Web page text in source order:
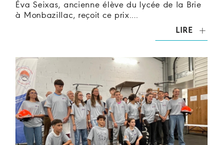
Éva Seixas, ancienne élève du lycée de la Brie
à Monbazillac, reçoit ce prix.…
LIRE